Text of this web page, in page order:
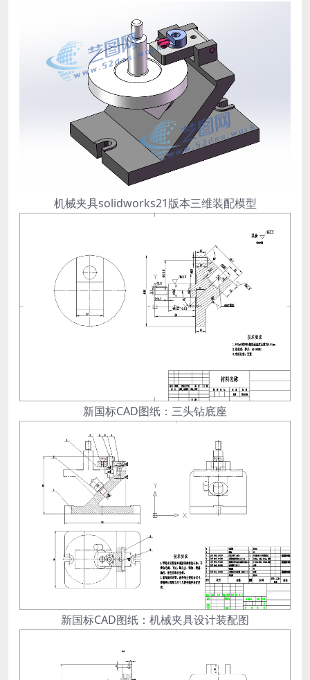
机械夹具solidworks21版本三维装配模型
新国标CAD图纸：三头钻底座
新国标CAD图纸：机械夹具设计装配图